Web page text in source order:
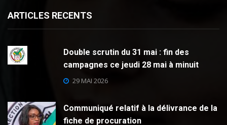
ARTICLES RECENTS
Double scrutin du 31 mai : fin des
campagnes ce jeudi 28 mai à minuit
29 MAI 2026
Communiqué relatif à la délivrance de la
fiche de procuration